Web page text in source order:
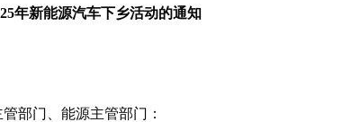
年新能源汽车下乡活动的通知
部门、能源主管部门：